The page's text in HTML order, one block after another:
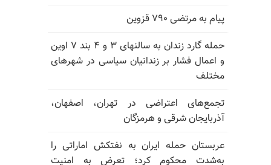
پیام به مرتضی ۷۹۰ قزوین
حمله گارد زندان به سالنهای ۳ و ۴ بند ۷ اوین
و اعمال فشار بر زندانیان سیاسی در شهرهای
مختلف
تجمع‌های اعتراضی در تهران، اصفهان،
آذربایجان شرقی و هرمزگان
عربستان حمله ایران به نفتکش اماراتی را
به‌شدت محکوم کرد؛ تعرض به امنیت